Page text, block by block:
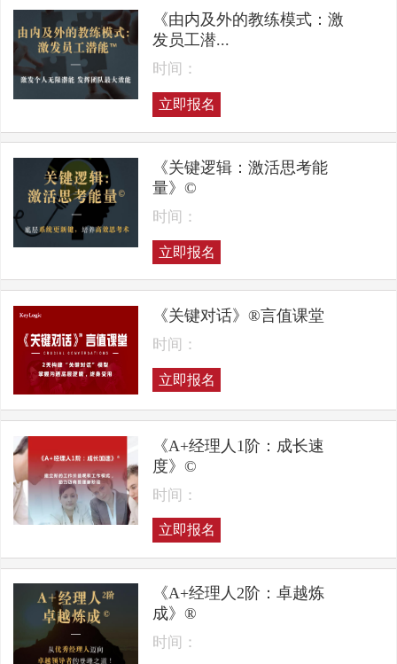
《由内及外的教练模式：激
发员工潜...
时间：
立即报名
《关键逻辑：激活思考能
量》©
时间：
立即报名
《关键对话》®言值课堂
时间：
立即报名
《A+经理人1阶：成长速
度》©
时间：
立即报名
《A+经理人2阶：卓越炼
成》®
时间：